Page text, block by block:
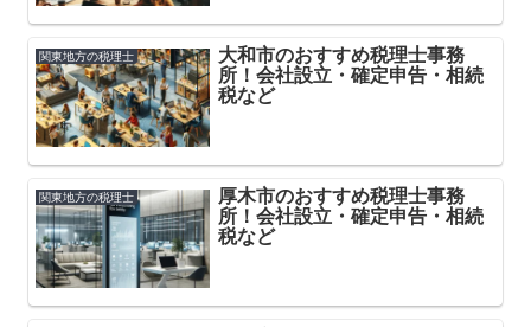
関東地方の税理士
大和市のおすすめ税理士事務
所！会社設立・確定申告・相続
税など
関東地方の税理士
厚木市のおすすめ税理士事務
所！会社設立・確定申告・相続
税など